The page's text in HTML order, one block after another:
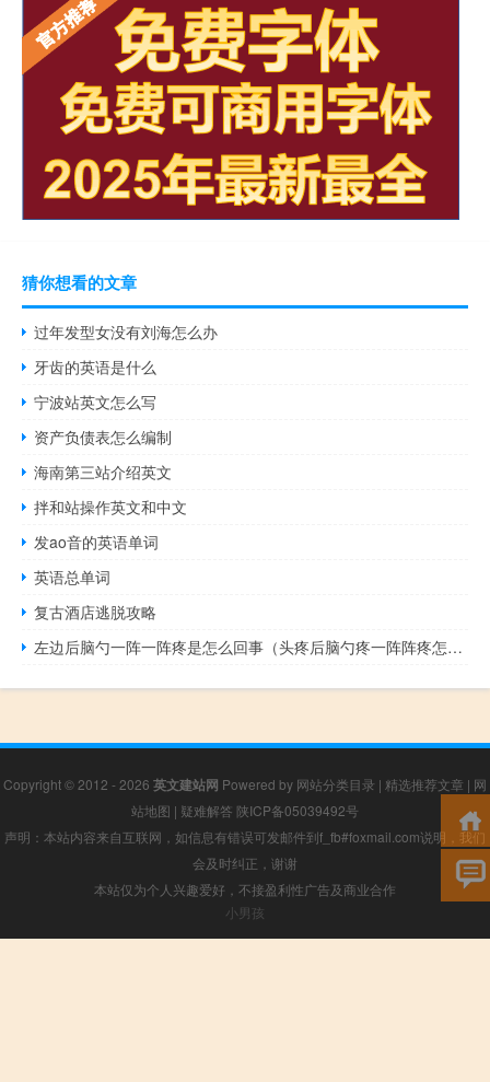
猜你想看的文章
过年发型女没有刘海怎么办
牙齿的英语是什么
宁波站英文怎么写
资产负债表怎么编制
海南第三站介绍英文
拌和站操作英文和中文
发ao音的英语单词
英语总单词
复古酒店逃脱攻略
左边后脑勺一阵一阵疼是怎么回事（头疼后脑勺疼一阵阵疼怎么办）
Copyright © 2012 - 2026 英文建站网 Powered by 网站分类目录 | 精选推荐文章 | 网
站地图 | 疑难解答 陕ICP备05039492号
声明：本站内容来自互联网，如信息有错误可发邮件到f_fb#foxmail.com说明，我们
会及时纠正，谢谢
本站仅为个人兴趣爱好，不接盈利性广告及商业合作
小男孩